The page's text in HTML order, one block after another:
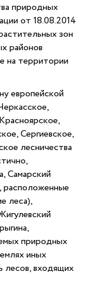
природных
от 18.08.2014
зон
районов
на территории
европейской
Сергиевское,
лесничества
Самарский
расположенные
леса),
природных
иных
лесов, входящих